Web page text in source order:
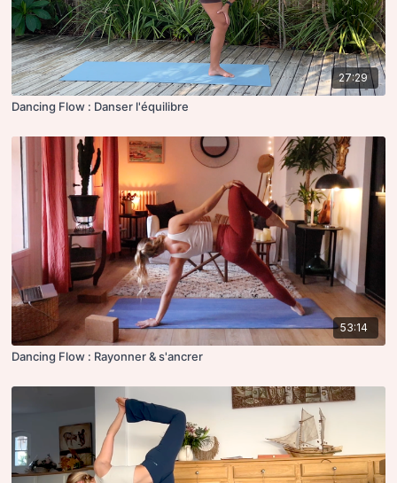
27:29
Dancing Flow : Danser l'équilibre
53:14
Dancing Flow : Rayonner & s'ancrer